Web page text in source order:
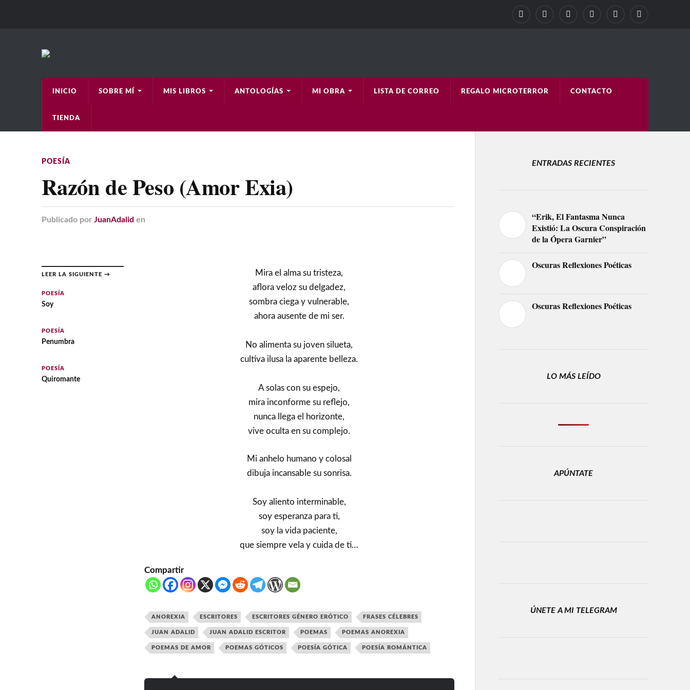
INICIO SOBRE MÍ MIS LIBROS ANTOLOGÍAS MI OBRA LISTA DE CORREO REGALO MICROTERROR CONTACTO
TIENDA
POESÍA
Razón de Peso (Amor Exia)
Publicado por JuanAdalid en
LEER LA SIGUIENTE →
POESÍA
Soy
POESÍA
Penumbra
POESÍA
Quiromante
Mira el alma su tristeza,
aflora veloz su delgadez,
sombra ciega y vulnerable,
ahora ausente de mi ser.
No alimenta su joven silueta,
cultiva ilusa la aparente belleza.
A solas con su espejo,
mira inconforme su reflejo,
nunca llega el horizonte,
vive oculta en su complejo.
Mi anhelo humano y colosal
dibuja incansable su sonrisa.
Soy aliento interminable,
soy esperanza para ti,
soy la vida paciente,
que siempre vela y cuida de ti…
Compartir
ANOREXIA ESCRITORES ESCRITORES GÉNERO ERÓTICO FRASES CÉLEBRES
JUAN ADALID JUAN ADALID ESCRITOR POEMAS POEMAS ANOREXIA
POEMAS DE AMOR POEMAS GÓTICOS POESÍA GÓTICA POESÍA ROMÁNTICA
ENTRADAS RECIENTES
“Erik, El Fantasma Nunca
Existió: La Oscura Conspiración
de la Ópera Garnier”
Oscuras Reflexiones Poéticas
Oscuras Reflexiones Poéticas
LO MÁS LEÍDO
APÚNTATE
ÚNETE A MI TELEGRAM